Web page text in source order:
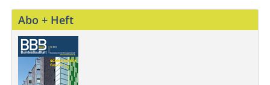
Abo + Heft